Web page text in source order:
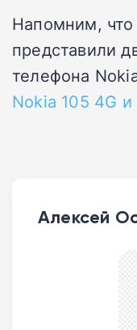
Напомним, что
представили
телефона
Nokia 105 4G и
Алексей